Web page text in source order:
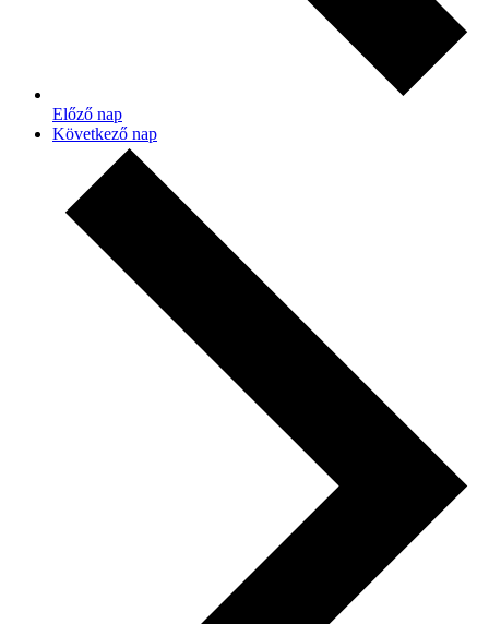
Előző nap
Következő nap